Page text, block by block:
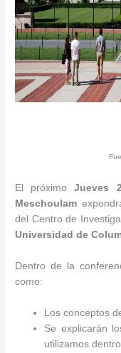
El próximoJueves
Meschoulam
del Centro de
Universidad de
Dentro de la
como:
Los conceptos
Se explicarán
utilizamos